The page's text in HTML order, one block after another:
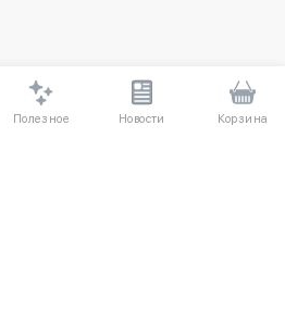
Полезное Новости Корзина